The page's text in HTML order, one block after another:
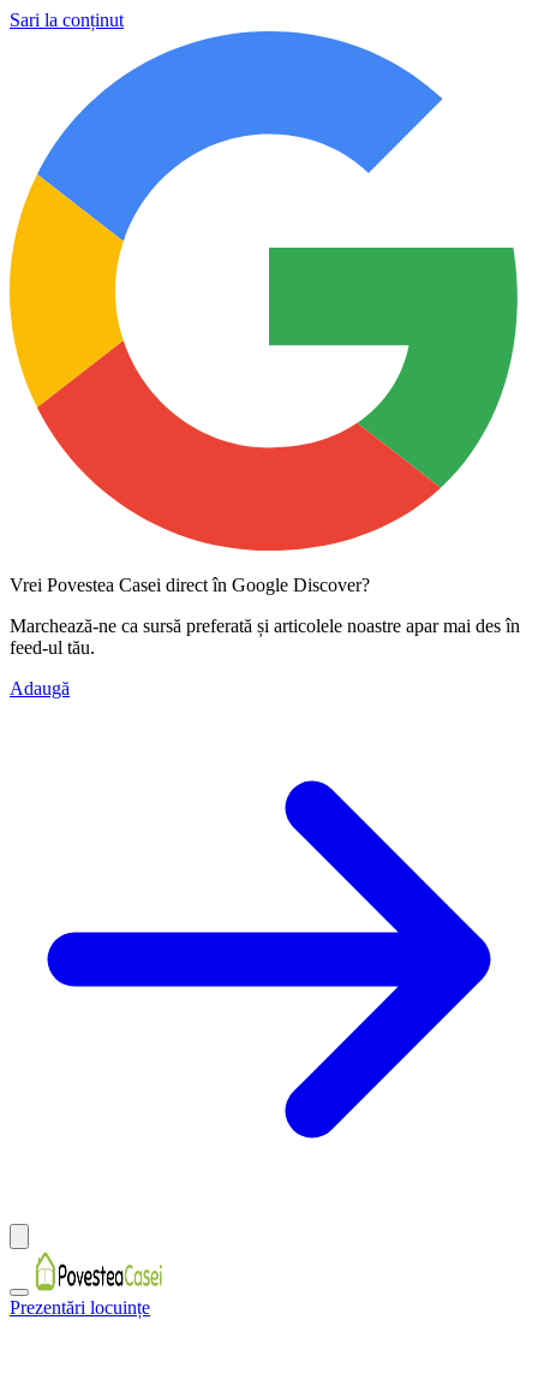
Sari la conținut
Vrei Povestea Casei direct în Google Discover?
Marchează-ne ca sursă preferată și articolele noastre apar mai des în
feed-ul tău.
Adaugă
Prezentări locuințe